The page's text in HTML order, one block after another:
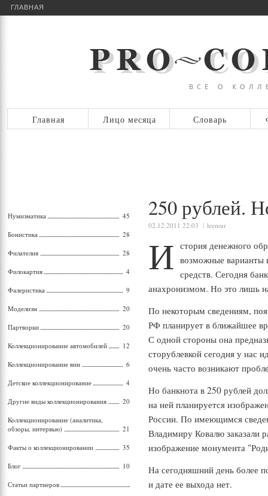
ГЛАВНАЯ
Главная Лицо месяца Словарь
250 рублей.
02.12.2011 22:03 leemur
И стория денежного
возможные варианты
средств. Сегодня
анахронизмом. Но это лишь
По некоторым сведениям,
РФ планирует в ближайшее
С одной стороны она
сторублевкой сегодня у нас
очень часто возникают
Но банкнота в 250 рублей
на ней планируется
России. По имеющимся
Владимиру Ковалю заказали
изображение монумента
На сегодняшний день более
и дате ее выхода нет.
Нумизматика 45
Бонистика 28
Филателия 28
Филокартия 4
Фалеристика 9
Моделизм 20
Партворки 20
Коллекционирование автомобилей 12
Коллекционирование вин 6
Детское коллекционирование 4
Другие виды коллекционирования 20
Коллекционирование (аналитика,
обзоры, интервью)
21
Факты о коллекционировании 35
Блог 10
Статьи партнеров